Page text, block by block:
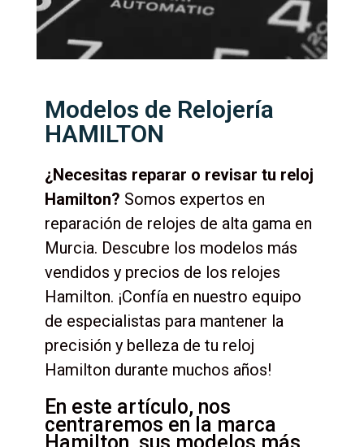
Modelos de Relojería
HAMILTON
¿Necesitas reparar o revisar tu reloj
Hamilton? Somos expertos en
reparación de relojes de alta gama en
Murcia. Descubre los modelos más
vendidos y precios de los relojes
Hamilton. ¡Confía en nuestro equipo
de especialistas para mantener la
precisión y belleza de tu reloj
Hamilton durante muchos años!
En este artículo, nos
centraremos en la marca